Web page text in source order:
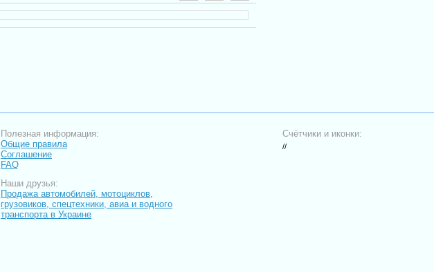
Полезная информация:
Общие правила
Соглашение
FAQ
Наши друзья:
Продажа автомобилей, мотоциклов,
грузовиков, спецтехники, авиа и водного
транспорта в Украине
Счётчики и иконки:
//